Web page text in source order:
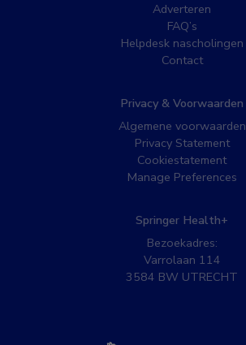
Adverteren
FAQ’s
Helpdesk nascholingen
Contact
Privacy & Voorwaarden
Algemene voorwaarden
Privacy Statement
Cookiestatement
Manage Preferences
Springer Health+
Bezoekadres:
Varrolaan 114
3584 BW UTRECHT